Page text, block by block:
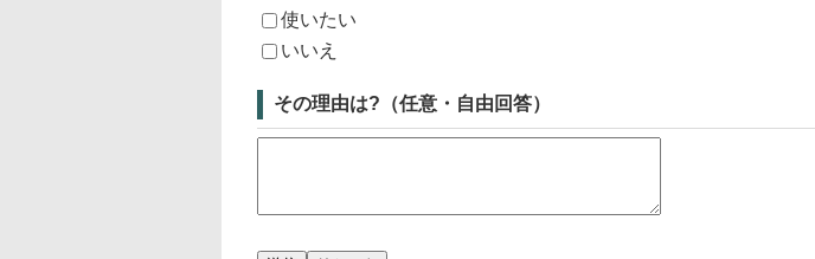
使いたい
いいえ
その理由は?（任意・自由回答）